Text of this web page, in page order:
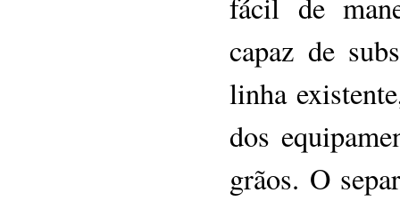
capaz de
linha
dos
grãos. O